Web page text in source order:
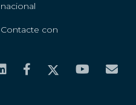
nacional
Contacte con